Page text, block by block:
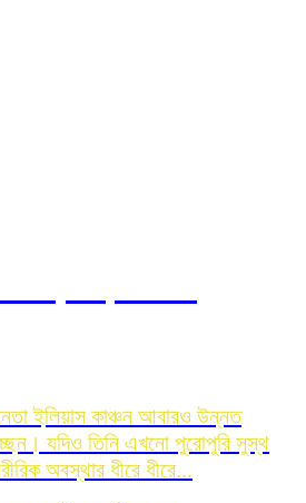
ইলিয়াস কাঞ্চন আবারও উন্নত
যদিও তিনি এখনো পুরোপুরি সুস্থ
অবস্থার ধীরে ধীরে...